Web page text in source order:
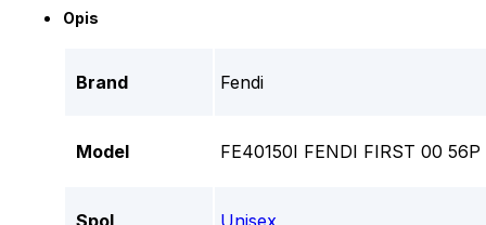
Opis
Brand Fendi
Model FE40150I FENDI FIRST 00